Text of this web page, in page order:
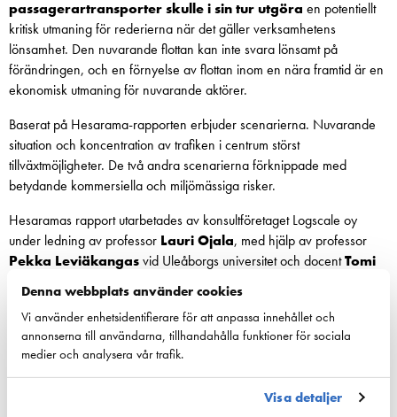
Denna webbplats använder cookies
Vi använder enhetsidentifierare för att anpassa innehållet och
annonserna till användarna, tillhandahålla funktioner för sociala
medier och analysera vår trafik.
Visa detaljer
passagerartransporter skulle i sin tur utgöra en potentiellt
kritisk utmaning för rederierna när det gäller verksamhetens
lönsamhet. Den nuvarande flottan kan inte svara lönsamt på
förändringen, och en förnyelse av flottan inom en nära framtid är en
ekonomisk utmaning för nuvarande aktörer.
Baserat på Hesarama-rapporten erbjuder scenarierna. Nuvarande
situation och koncentration av trafiken i centrum störst
tillväxtmöjligheter. De två andra scenarierna förknippade med
betydande kommersiella och miljömässiga risker.
Hesaramas rapport utarbetades av konsultföretaget Logscale oy
under ledning av professor Lauri Ojala, med hjälp av professor
Pekka Leviäkangasvid Uleåborgs universitet och docentTomi
Dela: